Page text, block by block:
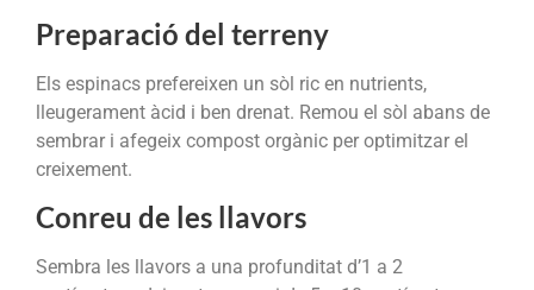
Preparació del terreny
Els espinacs prefereixen un sòl ric en nutrients,
lleugerament àcid i ben drenat. Remou el sòl abans de
sembrar i afegeix compost orgànic per optimitzar el
creixement.
Conreu de les llavors
Sembra les llavors a una profunditat d’1 a 2